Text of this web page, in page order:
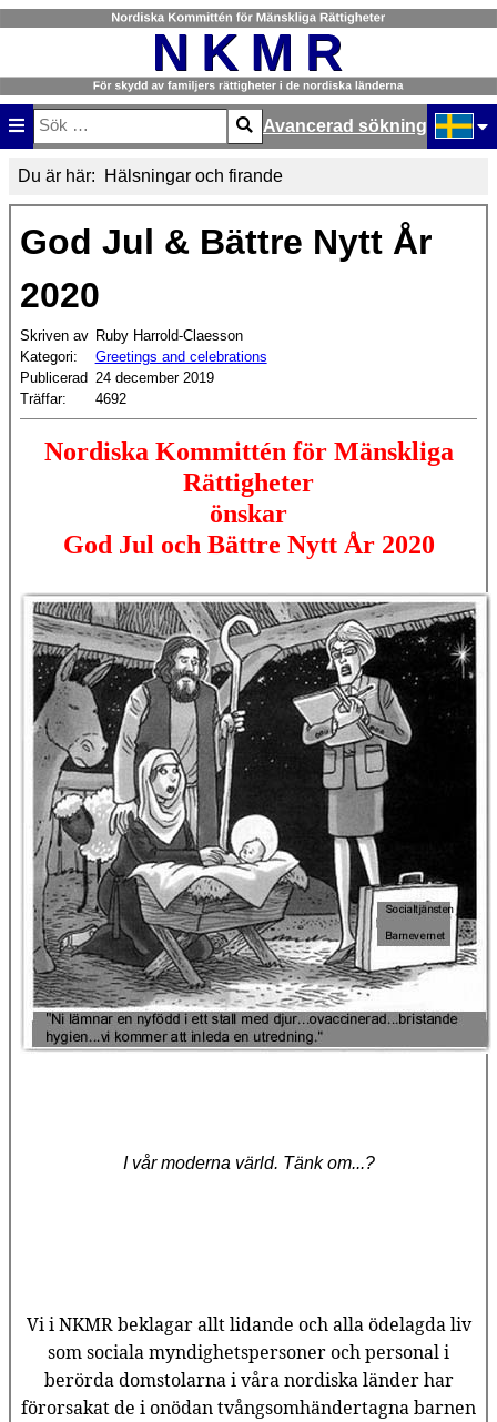
Sök
Type 2 or more characters for results.
Avancerad sökning
Du är här: Hälsningar och firande
God Jul & Bättre Nytt År
2020
Skriven av Ruby Harrold-Claesson
Kategori:
Greetings and celebrations
Publicerad 24 december 2019
Träffar:
4692
Nordiska Kommittén för Mänskliga
Rättigheter
önskar
God Jul och Bättre Nytt År 2020
I vår moderna värld. Tänk om...?
Vi i NKMR beklagar allt lidande och alla ödelagda liv
som sociala myndighetspersoner och personal i
berörda domstolarna i våra nordiska länder har
förorsakat de i onödan tvångsomhändertagna barnen